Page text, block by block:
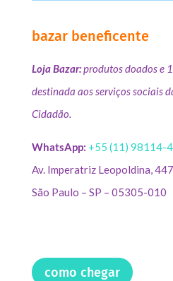
bazar beneficente
Loja Bazar:produtos doados e
destinada aos serviços sociais
Cidadão.
WhatsApp: +55 (11) 98114-
Av. Imperatriz Leopoldina,
São Paulo – SP – 05305-010
como chegar